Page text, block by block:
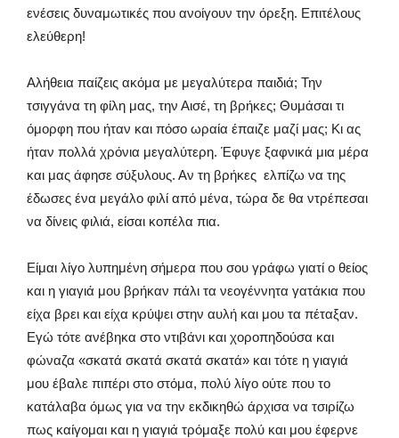
ενέσεις δυναμωτικές που ανοίγουν την όρεξη. Επιτέλους
ελεύθερη!
Αλήθεια παίζεις ακόμα με μεγαλύτερα παιδιά; Την
τσιγγάνα τη φίλη μας, την Αισέ, τη βρήκες; Θυμάσαι τι
όμορφη που ήταν και πόσο ωραία έπαιζε μαζί μας; Κι ας
ήταν πολλά χρόνια μεγαλύτερη. Έφυγε ξαφνικά μια μέρα
και μας άφησε σύξυλους. Αν τη βρήκες ελπίζω να της
έδωσες ένα μεγάλο φιλί από μένα, τώρα δε θα ντρέπεσαι
να δίνεις φιλιά, είσαι κοπέλα πια.
Είμαι λίγο λυπημένη σήμερα που σου γράφω γιατί ο θείος
και η γιαγιά μου βρήκαν πάλι τα νεογέννητα γατάκια που
είχα βρει και είχα κρύψει στην αυλή και μου τα πέταξαν.
Εγώ τότε ανέβηκα στο ντιβάνι και χοροπηδούσα και
φώναζα «σκατά σκατά σκατά σκατά» και τότε η γιαγιά
μου έβαλε πιπέρι στο στόμα, πολύ λίγο ούτε που το
κατάλαβα όμως για να την εκδικηθώ άρχισα να τσιρίζω
πως καίγομαι και η γιαγιά τρόμαξε πολύ και μου έφερνε